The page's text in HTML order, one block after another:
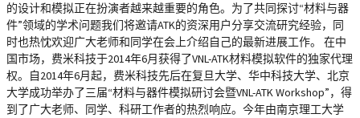
的设计和模拟正在扮演者越来越重要的角色。为了共同探讨“材料与器
件”领域的学术问题我们将邀请ATK的资深用户分享交流研究经验，同
时也热忱欢迎广大老师和同学在会上介绍自己的最新进展工作。 在中
国市场，费米科技于2014年6月获得了VNL-ATK材料模拟软件的独家代理
权。自2014年6月起，费米科技先后在复旦大学、华中科技大学、北京
大学成功举办了三届“材料与器件模拟研讨会暨VNL-ATK Workshop”，得
到了广大老师、同学、科研工作者的热烈响应。今年由南京理工大学